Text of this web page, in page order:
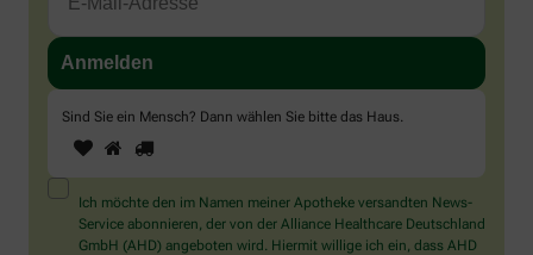
Sind Sie ein Mensch? Dann wählen Sie bitte das Haus
Sind
Sie
ein
Mensch?
Dann
wählen
1 2
Ich möchte den im Namen meiner Apotheke versandten News-
Service abonnieren, der von der Alliance Healthcare Deutschland
GmbH (AHD) angeboten wird. Hiermit willige ich ein, dass AHD